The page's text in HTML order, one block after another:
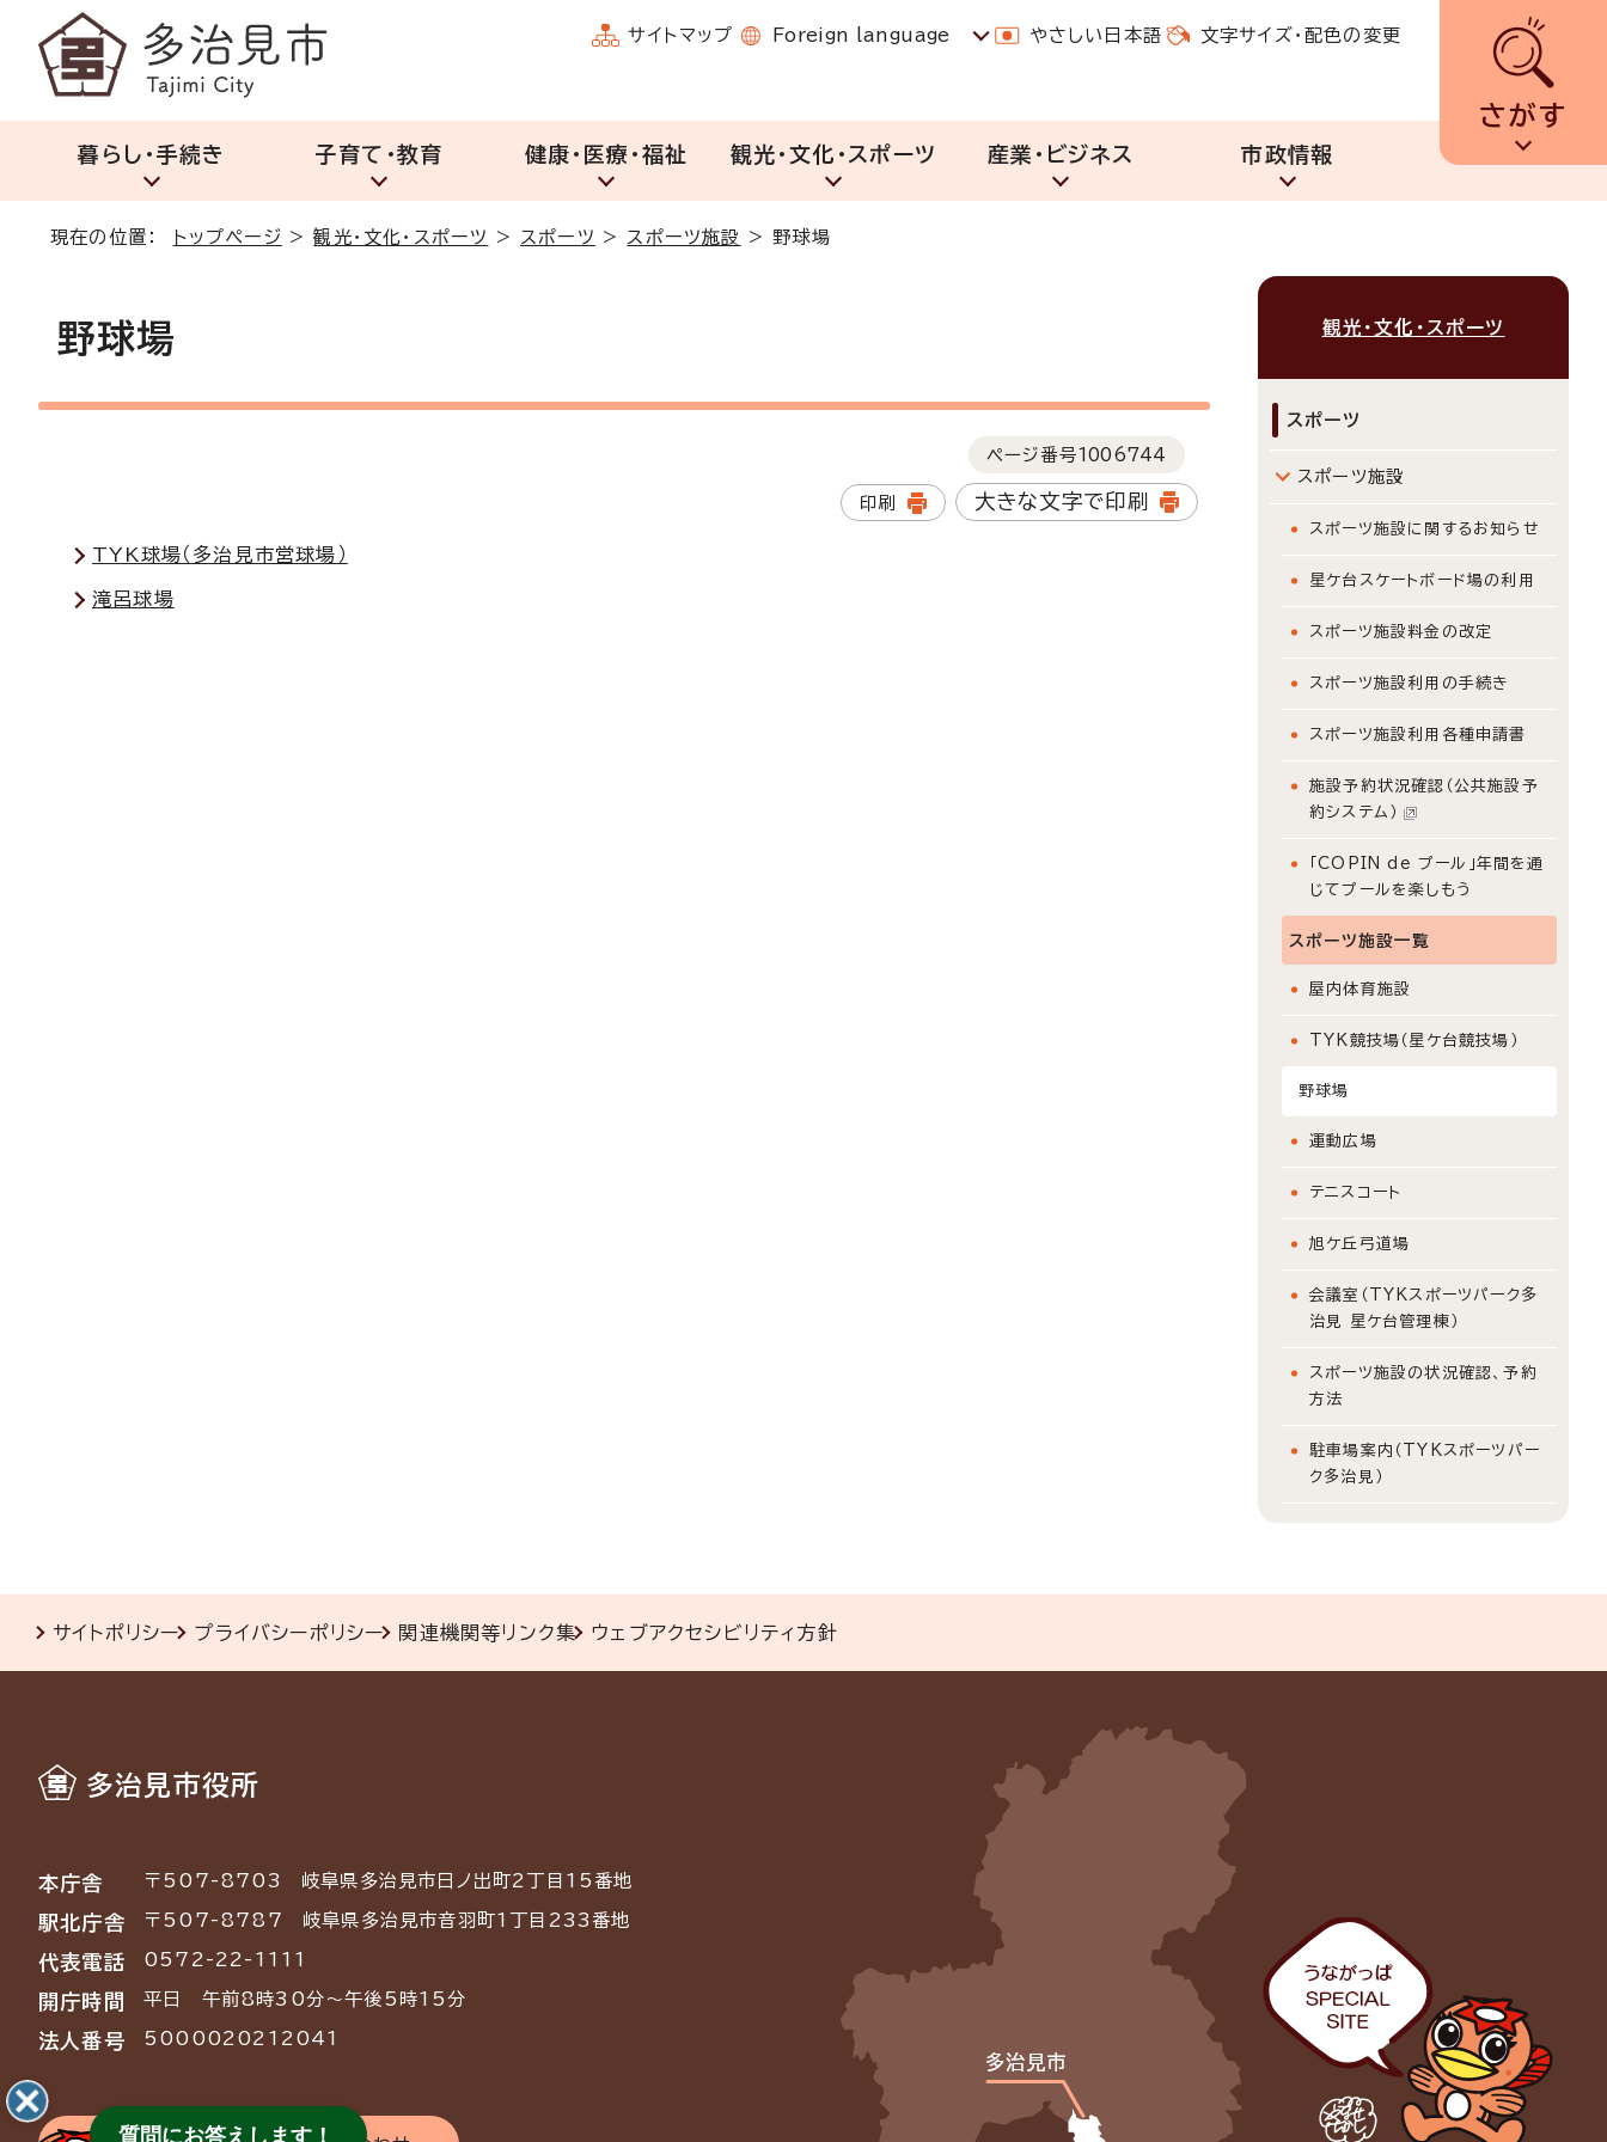
サイトマップ Foreign language やさしい日本語 文字サイズ・配色の変更
さがす
暮らし・手続き 子育て・教育 健康・医療・福祉 観光・文化・スポーツ 産業・ビジネス 市政情報
現在の位置： トップページ >観光・文化・スポーツ > スポーツ > スポーツ施設 > 野球場
野球場
ページ番号1006744
印刷 大きな文字で印刷
TYK球場（多治見市営球場）
滝呂球場
観光・文化・スポーツ
スポーツ
スポーツ施設
スポーツ施設に関するお知らせ
星ケ台スケートボード場の利用
スポーツ施設料金の改定
スポーツ施設利用の手続き
スポーツ施設利用各種申請書
施設予約状況確認（公共施設予
約システム）
「COPIN de プール」年間を通
じてプールを楽しもう
スポーツ施設一覧
屋内体育施設
TYK競技場（星ケ台競技場）
野球場
運動広場
テニスコート
旭ケ丘弓道場
会議室（TYKスポーツパーク多
治見 星ケ台管理棟）
スポーツ施設の状況確認、予約
方法
駐車場案内（TYKスポーツパー
ク多治見）
サイトポリシー プライバシーポリシー 関連機関等リンク集 ウェブアクセシビリティ方針
多治見市役所
本庁舎 〒507-8703 岐阜県多治見市日ノ出町2丁目15番地
駅北庁舎 〒507-8787 岐阜県多治見市音羽町1丁目233番地
代表電話 0572-22-1111
開庁時間 平日 午前8時30分～午後5時15分
法人番号 5000020212041
質問にお答えします！